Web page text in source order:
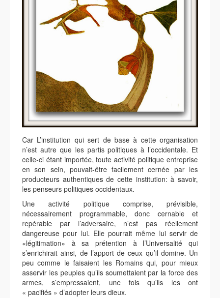
Car L’institution qui sert de base à cette organisation
n’est autre que les partis politiques à l’occidentale. Et
celle-ci étant importée, toute activité politique entreprise
en son sein, pouvait-être facilement cernée par les
producteurs authentiques de cette institution: à savoir,
les penseurs politiques occidentaux.
Une activité politique comprise, prévisible,
nécessairement programmable, donc cernable et
repérable par l’adversaire, n’est pas réellement
dangereuse pour lui. Elle pourrait même lui servir de
«légitimation» à sa prétention à l’Universalité qui
s’enrichirait ainsi, de l’apport de ceux qu’il domine. Un
peu comme le faisaient les Romains qui, pour mieux
asservir les peuples qu’ils soumettaient par la force des
armes, s’empressaient, une fois qu’ils les ont
« pacifiés » d’adopter leurs dieux.